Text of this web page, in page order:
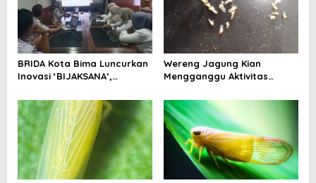
i
p
o
s
BRIDA Kota Bima Luncurkan
Inovasi ‘BIJAKSANA’,
Berbasis Stakeholder
Analisis
Wereng Jagung Kian
Mengganggu Aktivitas
Miliki Solusi?